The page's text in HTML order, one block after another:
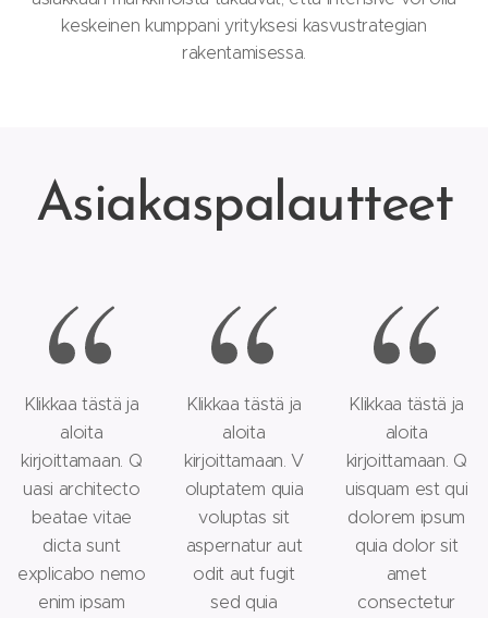
keskeinen kumppani yrityksesi kasvustrategian
rakentamisessa.
Asiakaspalautteet
Klikkaa tästä ja
aloita
kirjoittamaan. Q
uasi architecto
beatae vitae
dicta sunt
explicabo nemo
enim ipsam
Klikkaa tästä ja
aloita
kirjoittamaan. V
oluptatem quia
voluptas sit
aspernatur aut
odit aut fugit
sed quia
Klikkaa tästä ja
aloita
kirjoittamaan. Q
uisquam est qui
dolorem ipsum
quia dolor sit
amet
consectetur